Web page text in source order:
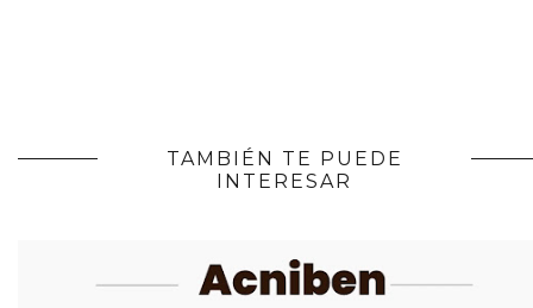
TAMBIÉN TE PUEDE
INTERESAR